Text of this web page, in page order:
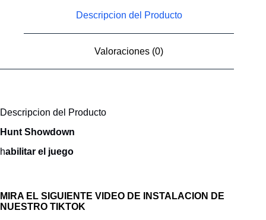
Descripcion del Producto
Valoraciones (0)
Descripcion del Producto
Hunt Showdown
habilitar el juego
MIRA EL SIGUIENTE VIDEO DE INSTALACION DE
NUESTRO TIKTOK